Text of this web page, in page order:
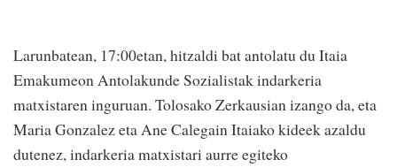
Larunbatean, 17:00etan, hitzaldi bat antolatu du Itaia
Emakumeon Antolakunde Sozialistak indarkeria
matxistaren inguruan. Tolosako Zerkausian izango da, eta
Maria Gonzalez eta Ane Calegain Itaiako kideek azaldu
dutenez, indarkeria matxistari aurre egiteko